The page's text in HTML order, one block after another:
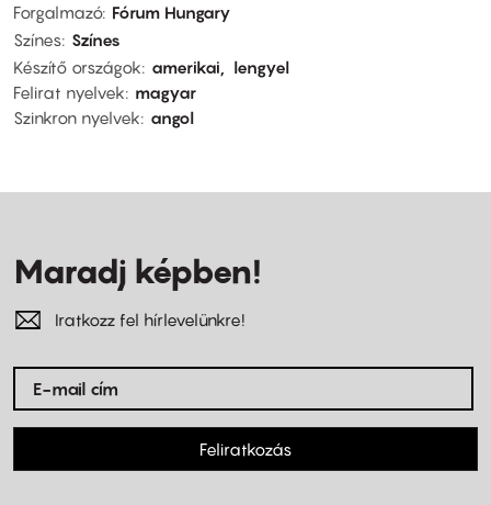
Forgalmazó Fórum Hungary
Színes Színes
Készítő országok
amerikai
lengyel
Felirat nyelvek
magyar
Szinkron nyelvek
angol
Maradj képben!
Iratkozz fel hírlevelünkre!
Feliratkozás